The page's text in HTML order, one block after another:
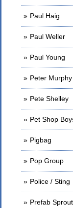
Paul Haig
Paul Weller
Paul Young
Peter Murphy
Pete Shelley
Pet Shop
Pigbag
Pop Group
Police / Sting
Prefab Sprout